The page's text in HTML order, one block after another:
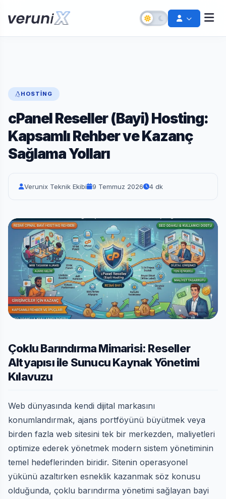
HOSTING
cPanel Reseller (Bayi) Hosting:
Kapsamlı Rehber ve Kazanç
Sağlama Yolları
Verunix Teknik Ekibi 9 Temmuz 2026 4 dk
Çoklu Barındırma Mimarisi: Reseller
Altyapısı ile Sunucu Kaynak Yönetimi
Kılavuzu
Web dünyasında kendi dijital markasını
konumlandırmak, ajans portföyünü büyütmek veya
birden fazla web sitesini tek bir merkezden, maliyetleri
optimize ederek yönetmek modern sistem yönetiminin
temel hedeflerinden biridir. Sitenin operasyonel
yükünü azaltırken esneklik kazanmak söz konusu
olduğunda, çoklu barındırma yönetimi sağlayan bayi